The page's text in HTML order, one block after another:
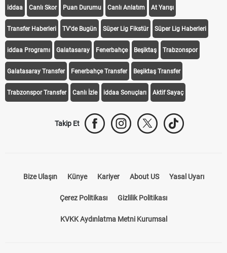
iddaa Canlı Skor Puan Durumu Canlı Anlatım At Yarışı
Transfer Haberleri TV'de Bugün Süper Lig Fikstür Süper Lig Haberleri
iddaa Programı Galatasaray Fenerbahçe Beşiktaş Trabzonspor
Galatasaray Transfer Fenerbahçe Transfer Beşiktaş Transfer
Trabzonspor Transfer Canlı İzle iddaa Sonuçları Aktif Sayaç
Takip Et
Bize Ulaşın Künye Kariyer About US Yasal Uyarı
Çerez Politikası Gizlilik Politikası
KVKK Aydınlatma Metni Kurumsal